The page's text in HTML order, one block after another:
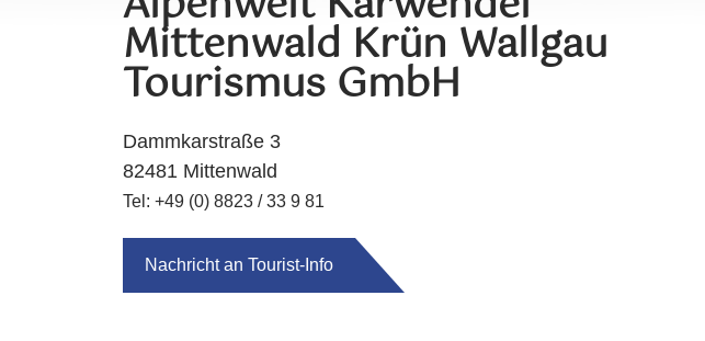
Mittenwald Krün Wallgau
Tourismus GmbH
Dammkarstraße 3
82481 Mittenwald
Tel: +49 (0) 8823 / 33 9 81
Nachricht an Tourist-Info